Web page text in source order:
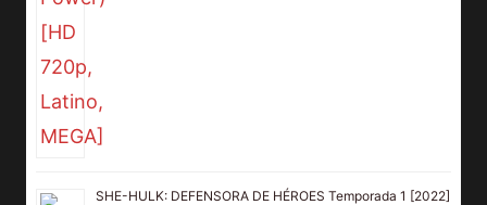
SHE-HULK: DEFENSORA DE HÉROES Temporada 1 [2022]